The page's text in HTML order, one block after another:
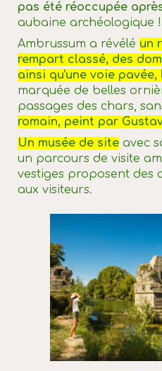
pas été réoccupée
aubaine archéologique !
Ambrussum a révélé un
rempart classé, des
ainsi qu'une voie pavée,
marquée de belles
passages des chars,
romain, peint par
Un musée de site avec
un parcours de visite
vestiges proposent des
aux visiteurs.